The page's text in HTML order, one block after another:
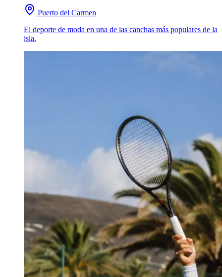
Puerto del Carmen
El deporte de moda en una de las canchas más populares de la
isla.